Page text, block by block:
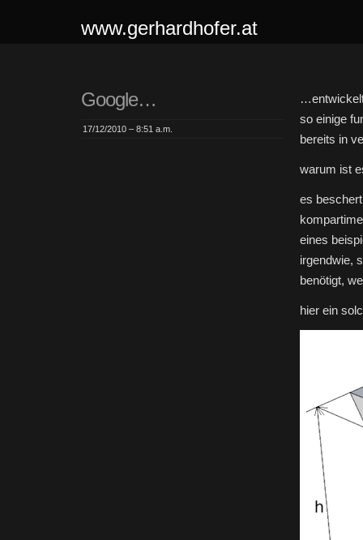
www.gerhardhofer.at
Google…
17/12/2010 – 8:51 a.m.
so einige
bereits in
warum ist
es
eines
irgendwie,
benötigt,
hier ein